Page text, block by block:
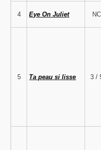
4 Eye On Juliet NC
5 Ta peau si lisse 3 /